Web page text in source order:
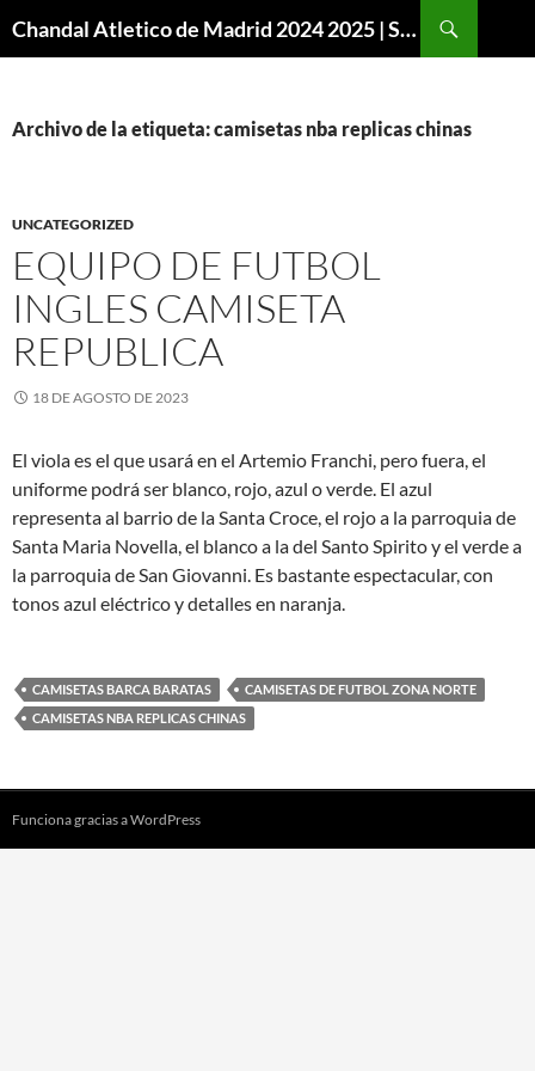
Chandal Atletico de Madrid 2024 2025 | SuperVigo
Archivo de la etiqueta: camisetas nba replicas chinas
UNCATEGORIZED
EQUIPO DE FUTBOL
INGLES CAMISETA
REPUBLICA
18 DE AGOSTO DE 2023
El viola es el que usará en el Artemio Franchi, pero fuera, el
uniforme podrá ser blanco, rojo, azul o verde. El azul
representa al barrio de la Santa Croce, el rojo a la parroquia de
Santa Maria Novella, el blanco a la del Santo Spirito y el verde a
la parroquia de San Giovanni. Es bastante espectacular, con
tonos azul eléctrico y detalles en naranja.
CAMISETAS BARCA BARATAS
CAMISETAS DE FUTBOL ZONA NORTE
CAMISETAS NBA REPLICAS CHINAS
Funciona gracias a WordPress